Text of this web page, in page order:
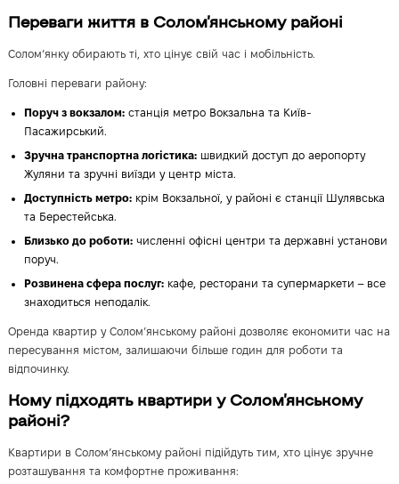
Переваги життя в Солом’янському районі
Солом’янку обирають ті, хто цінує свій час і мобільність.
Головні переваги району:
Поруч з вокзалом: станція метро Вокзальна та Київ-
Пасажирський.
Зручна транспортна логістика: швидкий доступ до аеропорту
Жуляни та зручні виїзди у центр міста.
Доступність метро: крім Вокзальної, у районі є станції Шулявська
та Берестейська.
Близько до роботи: численні офісні центри та державні установи
поруч.
Розвинена сфера послуг: кафе, ресторани та супермаркети – все
знаходиться неподалік.
Оренда квартир у Солом’янському районі дозволяє економити час на
пересування містом, залишаючи більше годин для роботи та
відпочинку.
Кому підходять квартири у Солом’янському
районі?
Квартири в Солом’янському районі підійдуть тим, хто цінує зручне
розташування та комфортне проживання: